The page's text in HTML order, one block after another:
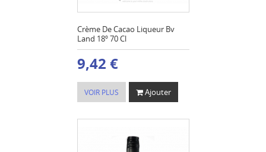
Crème De Cacao Liqueur Bv
Land 18º 70 Cl
9,42 €
VOIR PLUS Ajouter